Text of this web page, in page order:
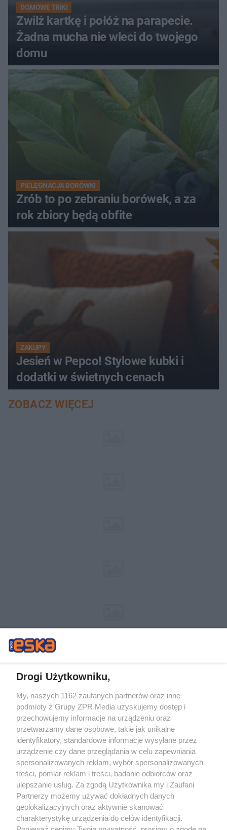
DOMOWE TRIKI
Zwilż kartkę i połóż na parapecie.
Żadna mucha nie wleci do twojego
domu
PIELĘGNACJA BORÓWKI
Zrób to po zebraniu borówek, a za
rok zbiory będą obfite
ZAKUPY
Jesień w Pepco! Stylowe kubki i
dodatki w świetnych cenach
ZOBACZ WIĘCEJ
Żaden utwór zamieszczony w serwisie nie może być powielany i
rozpowszechniany lub dalej rozpowszechniany w jakikolwiek sposób (w
tym także elektroniczny lub mechaniczny) na jakimkolwiek polu
eksploatacji w jakiejkolwiek formie, włącznie z umieszczaniem w Internecie
bez pisemnej zgody właściciela praw. Jakiekolwiek użycie lub
wykorzystanie utworów w całości lub w części z naruszeniem prawa, tzn.
bez właściwej zgody, jest zabronione pod groźbą kary i może być ścigane
prawnie.
O nas
Drogi Użytkowniku,
My, naszych 1162 zaufanych partnerów oraz inne
podmioty z Grupy ZPR Media uzyskujemy dostęp i
przechowujemy informacje na urządzeniu oraz
przetwarzamy dane osobowe, takie jak unikalne
identyfikatory, standardowe informacje wysyłane przez
urządzenie czy dane przeglądania w celu zapewniania
spersonalizowanych reklam, wybór spersonalizowanych
treści, pomiar reklam i treści, badanie odbiorców oraz
ulepszanie usług. Za zgodą Użytkownika my i Zaufani
Partnerzy możemy używać dokładnych danych
geolokalizacyjnych oraz aktywnie skanować
charakterystykę urządzenia do celów identyfikacji.